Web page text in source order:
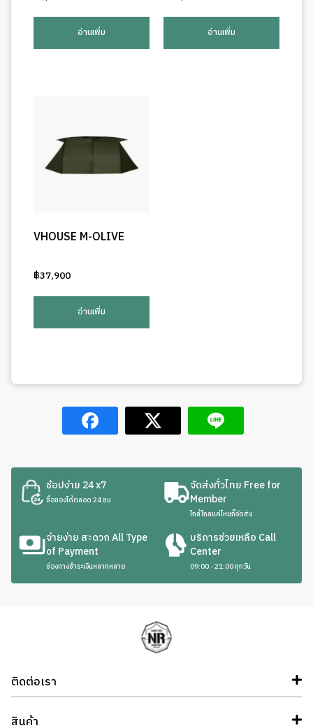
อ่านเพิ่ม อ่านเพิ่ม
VHOUSE M-OLIVE
฿37,900
อ่านเพิ่ม
ช้อปง่าย 24 x7
ซื้อของได้ตลอด 24 ชม.
จัดส่งทั่วไทย Free for
Member
ใกล้ไกลแค่ไหนก็จัดส่ง
จ่ายง่าย สะดวก All Type
of Payment
ช่องทางชำระเงินหลากหลาย
บริการช่วยเหลือ Call
Center
09:00 - 21:00 ทุกวัน
ติดต่อเรา
สินค้า